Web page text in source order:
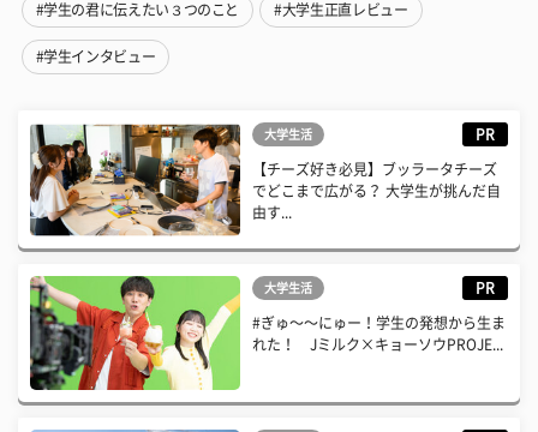
#学生の君に伝えたい３つのこと #大学生正直レビュー
#学生インタビュー
大学生活 PR
【チーズ好き必見】ブッラータチーズ
でどこまで広がる？ 大学生が挑んだ自
由す...
大学生活 PR
#ぎゅ〜〜にゅー！学生の発想から生ま
れた！ Jミルク×キョーソウPROJE...